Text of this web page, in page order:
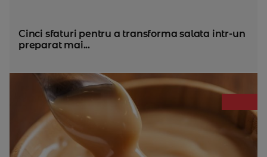
Cinci sfaturi pentru a transforma salata intr-un
preparat mai...